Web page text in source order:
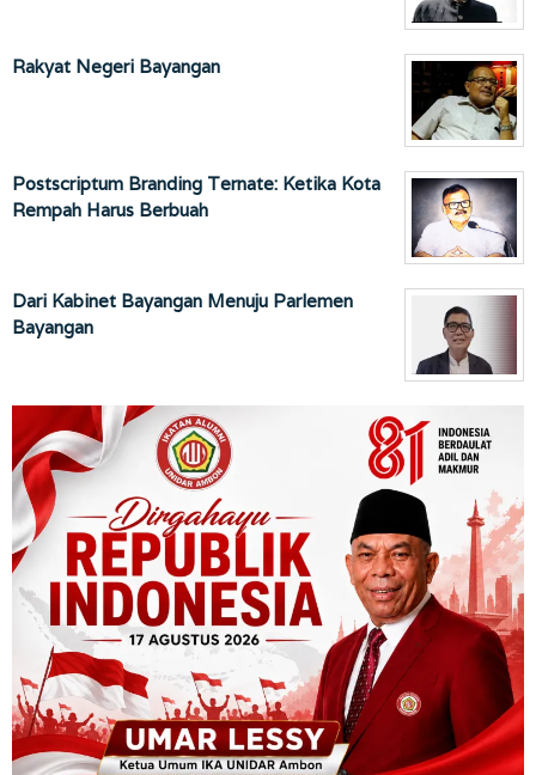
Rakyat Negeri Bayangan
Postscriptum Branding Ternate: Ketika Kota
Rempah Harus Berbuah
Dari Kabinet Bayangan Menuju Parlemen
Bayangan